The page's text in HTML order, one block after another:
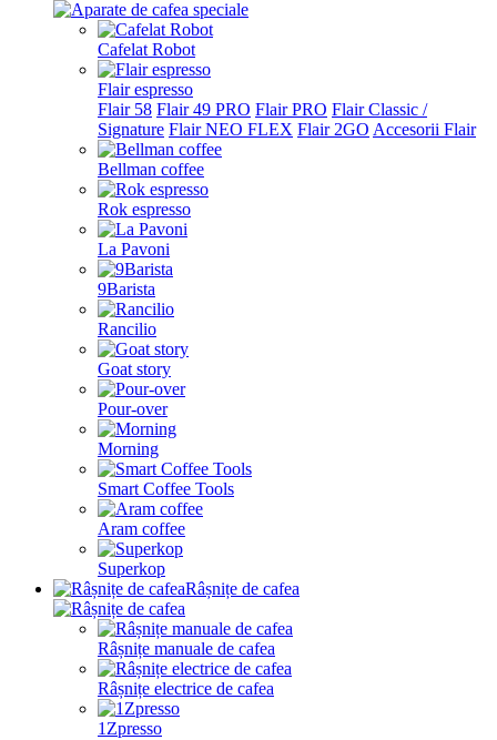
Cafelat Robot
Flair espresso
Flair 58 Flair 49 PRO Flair PRO Flair Classic /
Signature Flair NEO FLEX Flair 2GO Accesorii Flair
Bellman coffee
Rok espresso
La Pavoni
9Barista
Rancilio
Goat story
Pour-over
Morning
Smart Coffee Tools
Aram coffee
Superkop
Râșnițe de cafea
Râșnițe manuale de cafea
Râșnițe electrice de cafea
1Zpresso